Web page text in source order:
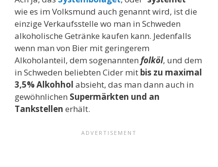
wie es im Volksmund auch genannt wird, ist die
einzige Verkaufsstelle wo man in Schweden
alkoholische Getränke kaufen kann. Jedenfalls
wenn man von Bier mit geringerem
Alkoholanteil, dem sogenannten folköl, und dem
in Schweden beliebten Cider mit bis zu maximal
3,5% Alkohhol absieht, das man dann auch in
gewöhnlichen Supermärkten und an
Tankstellen erhält.